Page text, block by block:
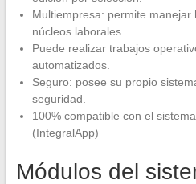
Multiempresa: permite manejar
núcleos laborales.
Puede realizar trabajos
automatizados.
Seguro: posee su propio
seguridad.
100% compatible con el
(IntegralApp)
Módulos del